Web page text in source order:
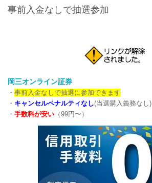
事前入金なしで抽選参加
岡三オンライン証券
・ 事前入金なしで抽選に参加できます
・ キャンセルペナルティなし(当選購入義務なし)
・ 手数料が安い （99円〜）